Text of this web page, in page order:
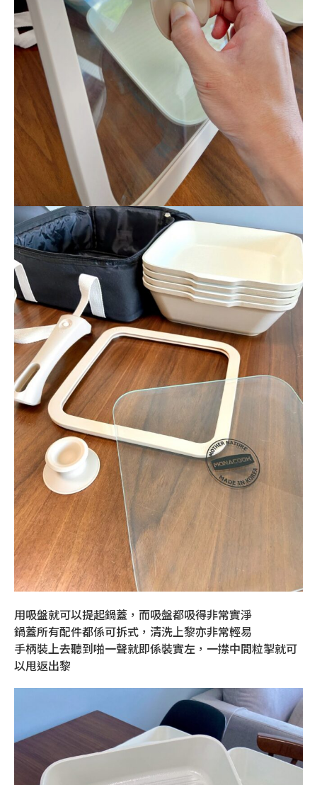
用吸盤就可以提起鍋蓋，而吸盤都吸得非常實淨
鍋蓋所有配件都係可拆式，清洗上黎亦非常輕易
手柄裝上去聽到啪一聲就即係裝實左，一㩒中間粒掣就可
以甩返出黎